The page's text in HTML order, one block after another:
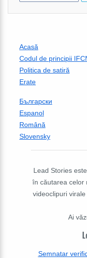
Acasă
Codul de principii
Politica de satiră
Erate
Български
Espanol
Română
Slovensky
Lead Stories
în căutarea celor
videoclipuri
Ai
Semnatar